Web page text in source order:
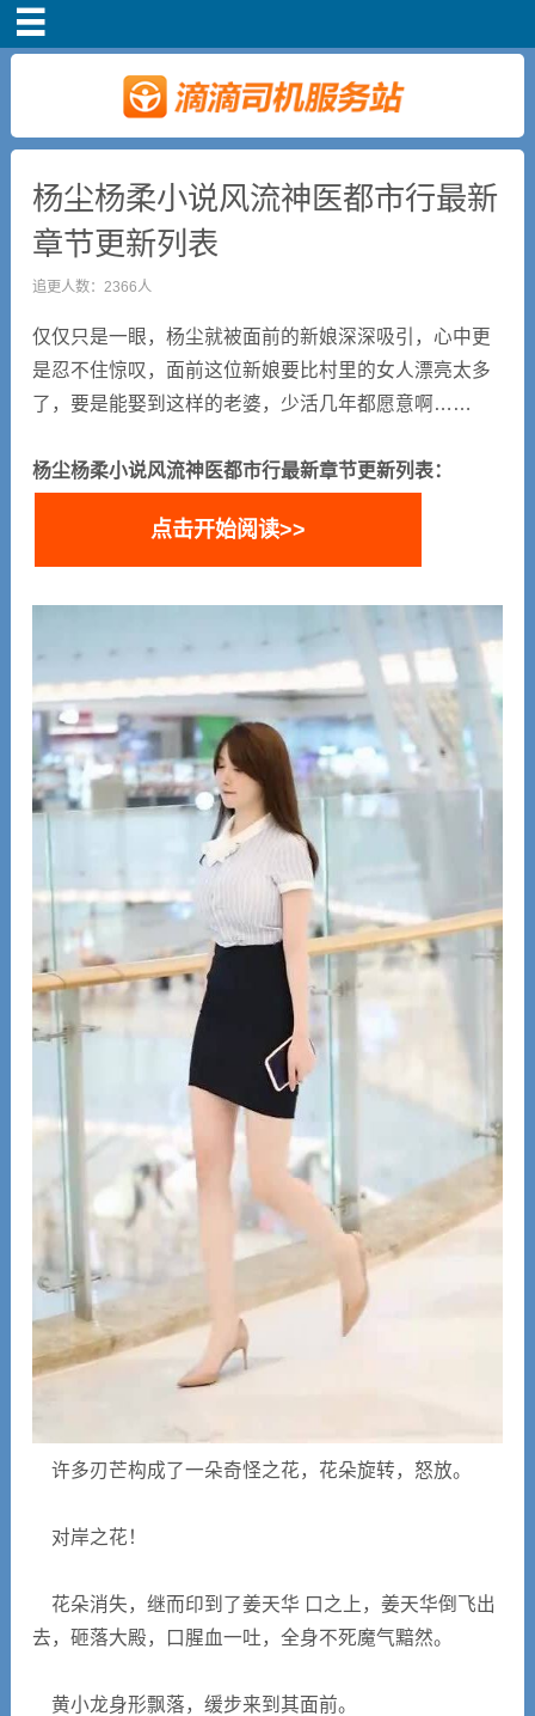
司机注册
新手指导
奖励政策
滴滴车主司机端下
载
杨尘杨柔小说风流神医都市行最新
章节更新列表
追更人数：2366人
仅仅只是一眼，杨尘就被面前的新娘深深吸引，心中更
是忍不住惊叹，面前这位新娘要比村里的女人漂亮太多
了，要是能娶到这样的老婆，少活几年都愿意啊……
杨尘杨柔小说风流神医都市行最新章节更新列表：
点击开始阅读>>
许多刃芒构成了一朵奇怪之花，花朵旋转，怒放。
对岸之花！
花朵消失，继而印到了姜天华 口之上，姜天华倒飞出
去，砸落大殿，口腥血一吐，全身不死魔气黯然。
黄小龙身形飘落，缓步来到其面前。